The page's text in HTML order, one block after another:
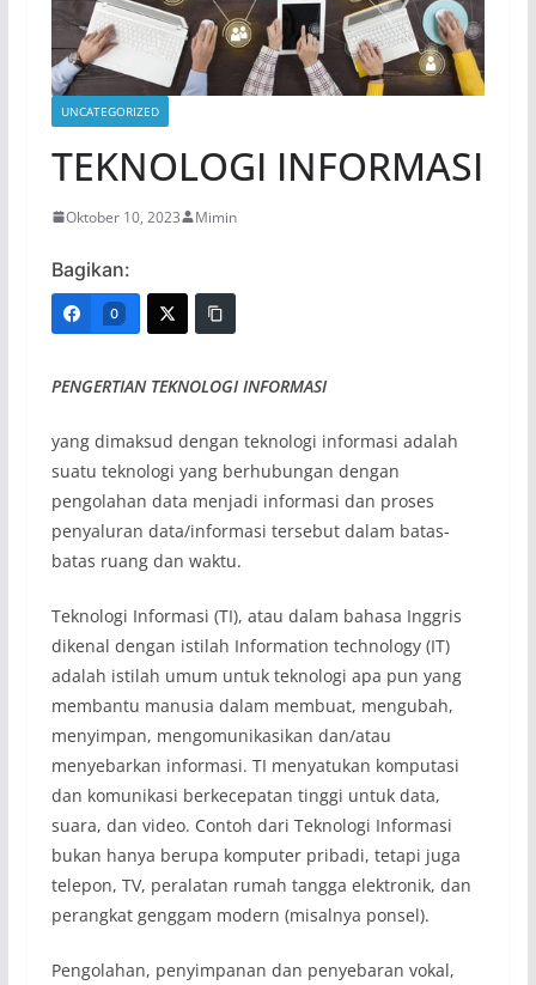
UNCATEGORIZED
TEKNOLOGI INFORMASI
Oktober 10, 2023 Mimin
Bagikan:
0
PENGERTIAN TEKNOLOGI INFORMASI
yang dimaksud dengan teknologi informasi adalah
suatu teknologi yang berhubungan dengan
pengolahan data menjadi informasi dan proses
penyaluran data/informasi tersebut dalam batas-
batas ruang dan waktu.
Teknologi Informasi (TI), atau dalam bahasa Inggris
dikenal dengan istilah Information technology (IT)
adalah istilah umum untuk teknologi apa pun yang
membantu manusia dalam membuat, mengubah,
menyimpan, mengomunikasikan dan/atau
menyebarkan informasi. TI menyatukan komputasi
dan komunikasi berkecepatan tinggi untuk data,
suara, dan video. Contoh dari Teknologi Informasi
bukan hanya berupa komputer pribadi, tetapi juga
telepon, TV, peralatan rumah tangga elektronik, dan
perangkat genggam modern (misalnya ponsel).
Pengolahan, penyimpanan dan penyebaran vokal,